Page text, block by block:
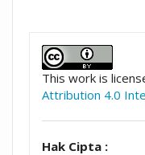
This work is
Attribution 4.0
Hak Cipta :